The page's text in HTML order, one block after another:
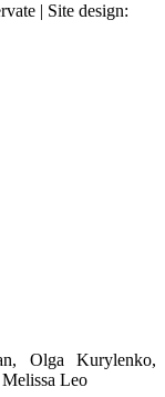
| Site design:
Olga Kurylenko,
Leo